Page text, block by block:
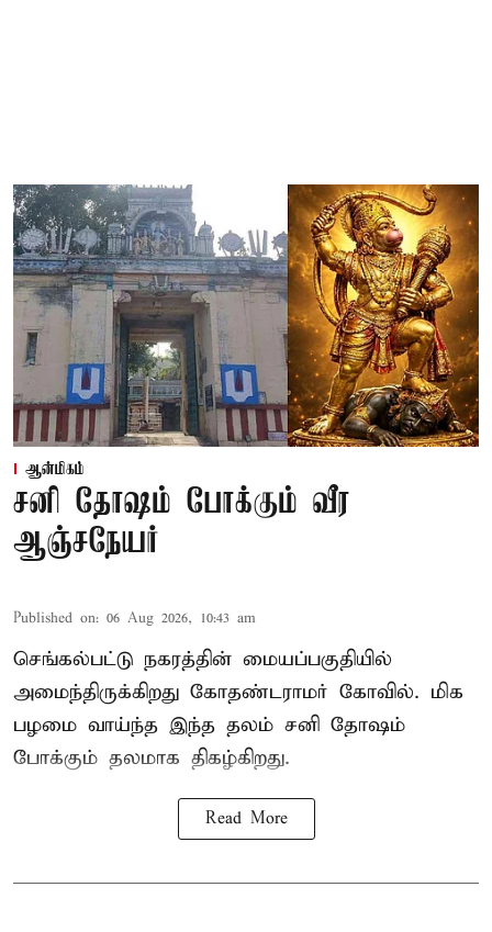
ஆன்மிகம்
சனி தோஷம் போக்கும் வீர
ஆஞ்சநேயர்
Published on: 06 Aug 2026, 10:43 am
செங்கல்பட்டு நகரத்தின் மையப்பகுதியில்
அமைந்திருக்கிறது கோதண்டராமர் கோவில். மிக
பழமை வாய்ந்த இந்த தலம் சனி தோஷம்
போக்கும் தலமாக திகழ்கிறது.
Read More